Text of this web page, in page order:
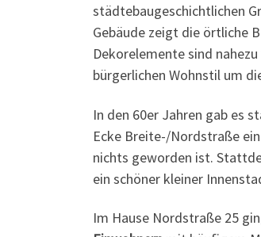
städtebaugeschichtlichen
Gebäude zeigt die örtliche
Dekorelemente sind
bürgerlichen Wohnstil um
In den 60er Jahren gab es
Ecke Breite-/Nordstraße
nichts geworden ist.
ein schöner kleiner
Im Hause Nordstraße 25